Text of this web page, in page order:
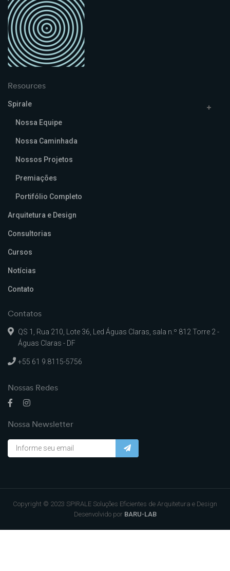
Resources
Spirale
Nossa Equipe
Nossa Caminhada
Nossos Projetos
Premiações
Portifólio Completo
Arquitetura e Design
Consultorias
Cursos
Notícias
Contato
Contatos
QS 1, Rua 210, Lote 36, Led Águas Claras, sala n.º 812 Torre 2 -
Águas Claras - DF
+55 61 9.8115-5756
Nossas Redes
Nossa Newsletter
Copyright © 2023 SPIRALE Soluções Eficientes de Arquitetura e Design
Desenvolvido por BARU-LAB